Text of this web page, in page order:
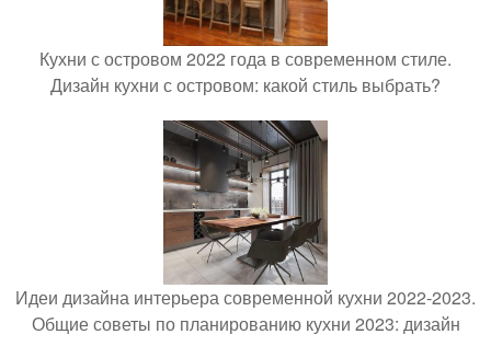
Кухни с островом 2022 года в современном стиле.
Дизайн кухни с островом: какой стиль выбрать?
Идеи дизайна интерьера современной кухни 2022-2023.
Общие советы по планированию кухни 2023: дизайн